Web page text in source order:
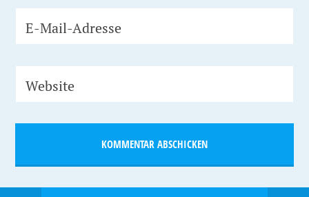
E-Mail-Adresse
Website